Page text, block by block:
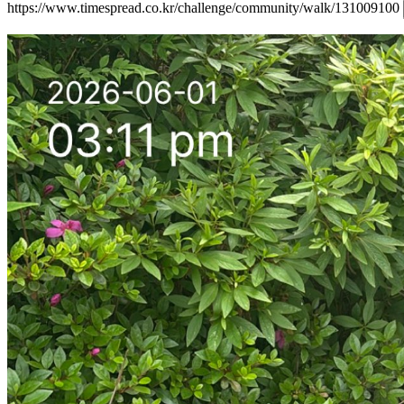
https://www.timespread.co.kr/challenge/community/walk/131009100